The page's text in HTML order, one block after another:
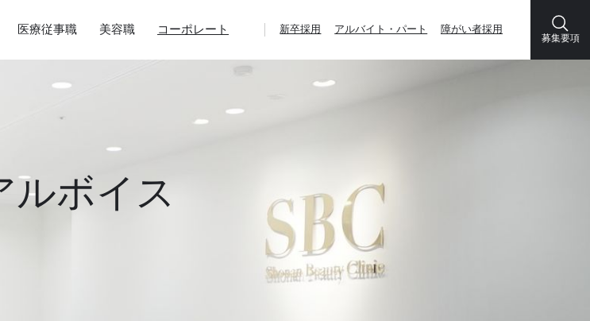
医療従事職 美容職 コーポレート 新卒採用 アルバイト・パート 障がい者採用
募集要項
ルボイス